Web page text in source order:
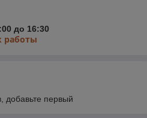
до 16:30
работы
добавьте первый